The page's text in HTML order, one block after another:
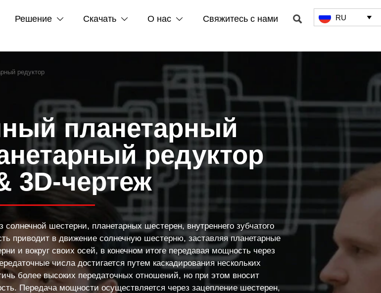
Решение  Скачать  О нас  Свяжитесь с нами  RU 
редуктор
планетарный
редуктор
3D-чертеж
шестерни, планетарных шестерен, внутреннего зубчатого
приводит в движение солнечную шестерню, заставляя планетарные
и вокруг своих осей, в конечном итоге передавая мощность через
числа достигается путем каскадирования нескольких
более высоких передаточных отношений, но при этом вносит
Передача мощности осуществляется через зацепление шестерен,